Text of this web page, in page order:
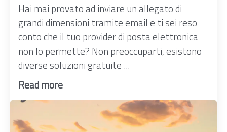
Hai mai provato ad inviare un allegato di
grandi dimensioni tramite email e ti sei reso
conto che il tuo provider di posta elettronica
non lo permette? Non preoccuparti, esistono
diverse soluzioni gratuite ...
Read more